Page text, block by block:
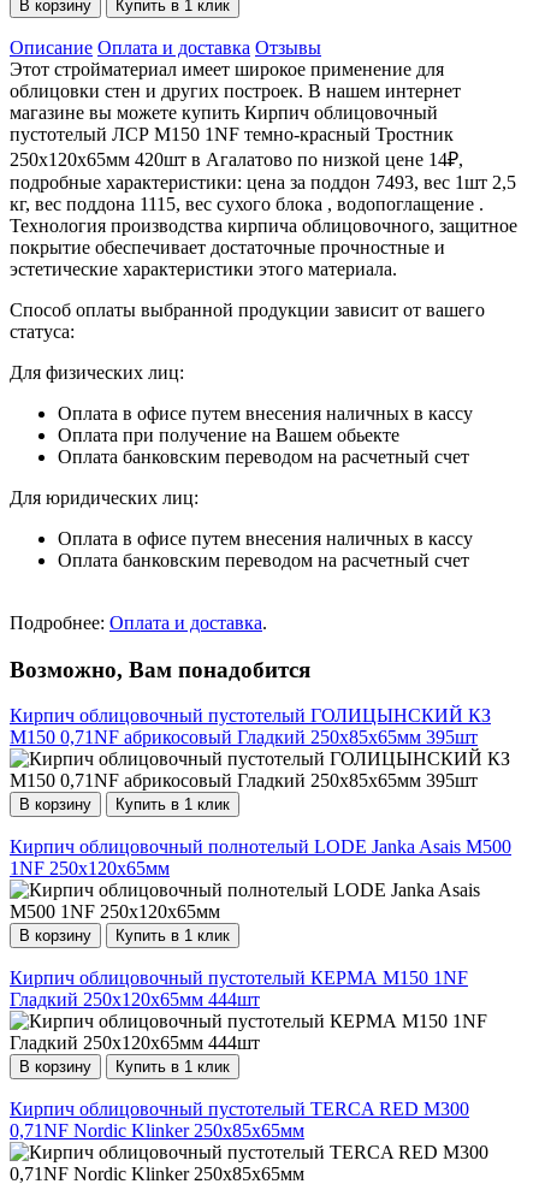
В корзину Купить в 1 клик
Описание Оплата и доставка Отзывы
Этот стройматериал имеет широкое применение для
облицовки стен и других построек. В нашем интернет
магазине вы можете купить Кирпич облицовочный
пустотелый ЛСР М150 1NF темно-красный Тростник
250х120х65мм 420шт в Агалатово по низкой цене 14₽,
подробные характеристики: цена за поддон 7493, вес 1шт 2,5
кг, вес поддона 1115, вес сухого блока , водопоглащение .
Технология производства кирпича облицовочного, защитное
покрытие обеспечивает достаточные прочностные и
эстетические характеристики этого материала.
Способ оплаты выбранной продукции зависит от вашего
статуса:
Для физических лиц:
Оплата в офисе путем внесения наличных в кассу
Оплата при получение на Вашем обьекте
Оплата банковским переводом на расчетный счет
Для юридических лиц:
Оплата в офисе путем внесения наличных в кассу
Оплата банковским переводом на расчетный счет
Подробнее: Оплата и доставка.
Возможно, Вам понадобится
Кирпич облицовочный пустотелый ГОЛИЦЫНСКИЙ КЗ
М150 0,71NF абрикосовый Гладкий 250х85х65мм 395шт
В корзину Купить в 1 клик
Кирпич облицовочный полнотелый LODE Janka Asais М500
1NF 250х120х65мм
В корзину Купить в 1 клик
Кирпич облицовочный пустотелый КЕРМА М150 1NF
Гладкий 250х120х65мм 444шт
В корзину Купить в 1 клик
Кирпич облицовочный пустотелый TERCA RED М300
0,71NF Nordic Klinker 250х85х65мм